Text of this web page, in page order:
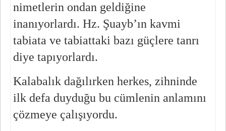
nimetlerin ondan geldiğine
inanıyorlardı. Hz. Şuayb’ın kavmi
tabiata ve tabiattaki bazı güçlere tanrı
diye tapıyorlardı.
Kalabalık dağılırken herkes, zihninde
ilk defa duyduğu bu cümlenin anlamını
çözmeye çalışıyordu.